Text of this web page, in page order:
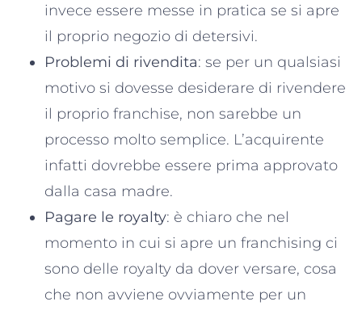
invece essere messe in pratica se si apre
il proprio negozio di detersivi.
Problemi di rivendita: se per un qualsiasi
motivo si dovesse desiderare di rivendere
il proprio franchise, non sarebbe un
processo molto semplice. L’acquirente
infatti dovrebbe essere prima approvato
dalla casa madre.
Pagare le royalty: è chiaro che nel
momento in cui si apre un franchising ci
sono delle royalty da dover versare, cosa
che non avviene ovviamente per un